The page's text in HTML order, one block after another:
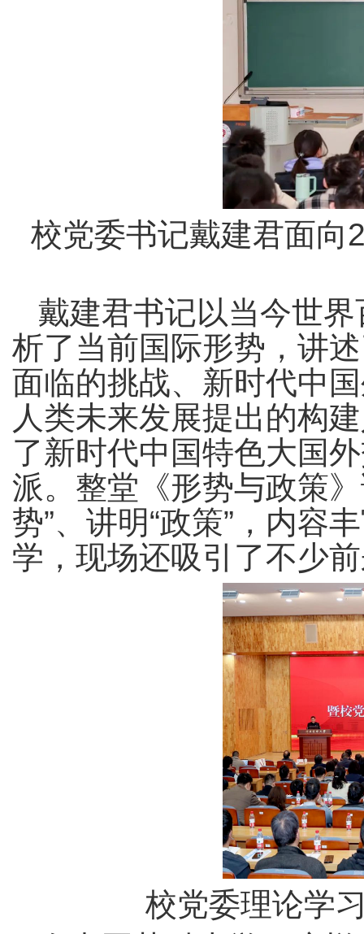
校党委书记戴建君面向
戴建君书记以当今世
析了当前国际形势，讲
面临的挑战、新时代中
人类未来发展提出的构
了新时代中国特色大国
派。整堂《形势与政策
势”、讲明“政策”，内容
学，现场还吸引了不少
校党委理论学